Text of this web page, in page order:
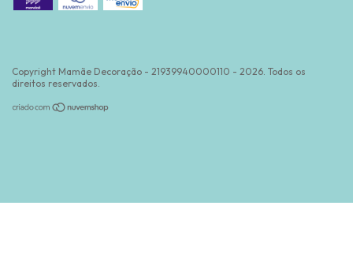
Copyright Mamãe Decoração - 21939940000110 - 2026. Todos os
direitos reservados.